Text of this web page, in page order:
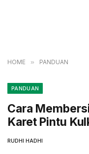
HOME » PANDUAN
PANDUAN
Cara
Karet Pintu
RUDHI HADHI